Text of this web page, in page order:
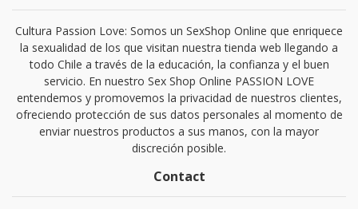
Cultura Passion Love: Somos un SexShop Online que enriquece
la sexualidad de los que visitan nuestra tienda web llegando a
todo Chile a través de la educación, la confianza y el buen
servicio. En nuestro Sex Shop Online PASSION LOVE
entendemos y promovemos la privacidad de nuestros clientes,
ofreciendo protección de sus datos personales al momento de
enviar nuestros productos a sus manos, con la mayor
discreción posible.
Contact